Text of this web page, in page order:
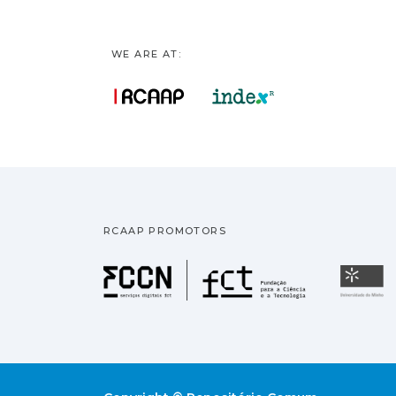
WE ARE AT:
RCAAP PROMOTORS
Fundação